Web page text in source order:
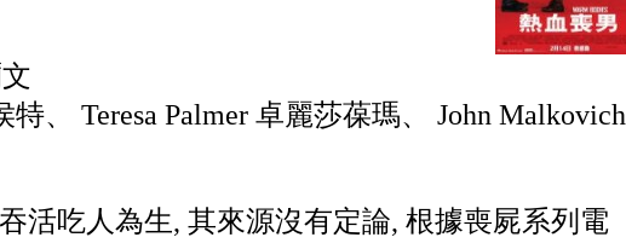
、 Teresa Palmer 卓麗莎葆瑪、 John Malkovich
活吃人為生, 其來源沒有定論, 根據喪屍系列電